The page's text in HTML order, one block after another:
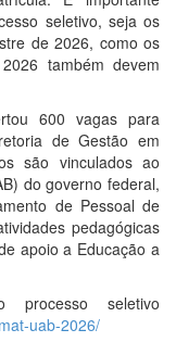
seletivo, seja os
de 2026, como os
também devem
600 vagas para
de Gestão em
são vinculados ao
do governo federal,
de Pessoal de
pedagógicas
apoio a Educação a
seletivo
uab-2026/